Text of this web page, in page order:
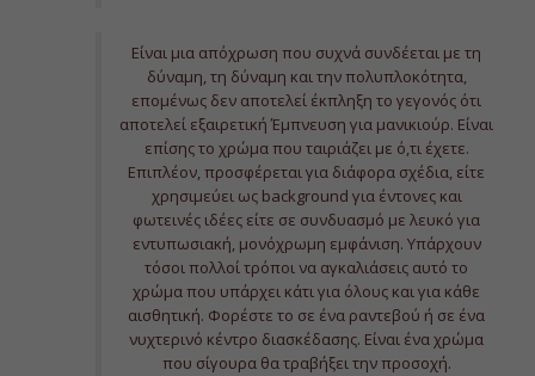
Είναι μια απόχρωση που συχνά συνδέεται με τη
δύναμη, τη δύναμη και την πολυπλοκότητα,
επομένως δεν αποτελεί έκπληξη το γεγονός ότι
αποτελεί εξαιρετική Έμπνευση για μανικιούρ. Είναι
επίσης το χρώμα που ταιριάζει με ό,τι έχετε.
Επιπλέον, προσφέρεται για διάφορα σχέδια, είτε
χρησιμεύει ως background για έντονες και
φωτεινές ιδέες είτε σε συνδυασμό με λευκό για
εντυπωσιακή, μονόχρωμη εμφάνιση. Υπάρχουν
τόσοι πολλοί τρόποι να αγκαλιάσεις αυτό το
χρώμα που υπάρχει κάτι για όλους και για κάθε
αισθητική. Φορέστε το σε ένα ραντεβού ή σε ένα
νυχτερινό κέντρο διασκέδασης. Είναι ένα χρώμα
που σίγουρα θα τραβήξει την προσοχή.